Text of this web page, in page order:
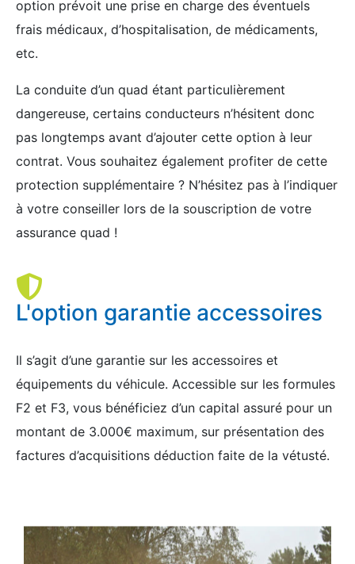
option prévoit une prise en charge des éventuels
frais médicaux, d’hospitalisation, de médicaments,
etc.
La conduite d’un quad étant particulièrement
dangereuse, certains conducteurs n’hésitent donc
pas longtemps avant d’ajouter cette option à leur
contrat. Vous souhaitez également profiter de cette
protection supplémentaire ? N’hésitez pas à l’indiquer
à votre conseiller lors de la souscription de votre
assurance quad !
L'option garantie accessoires
Il s’agit d’une garantie sur les accessoires et
équipements du véhicule. Accessible sur les formules
F2 et F3, vous bénéficiez d’un capital assuré pour un
montant de 3.000€ maximum, sur présentation des
factures d’acquisitions déduction faite de la vétusté.